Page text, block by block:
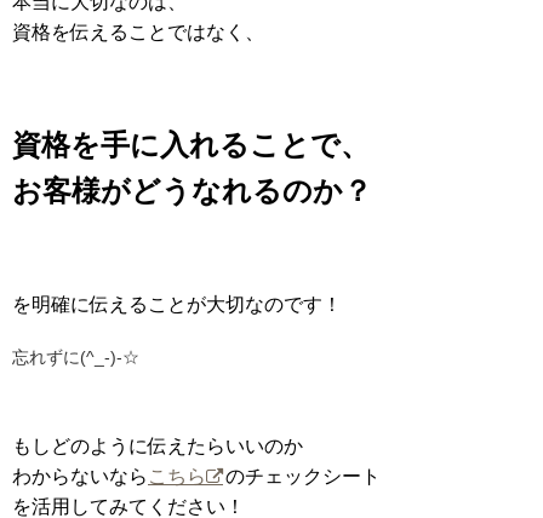
資格を伝えることではなく、
資格を手に入れることで、
お客様がどうなれるのか？
を明確に伝えることが大切なのです！
忘れずに(^_-)-☆
もしどのように伝えたらいいのか
わからないなら こちら
のチェックシート
を活用してみてください！